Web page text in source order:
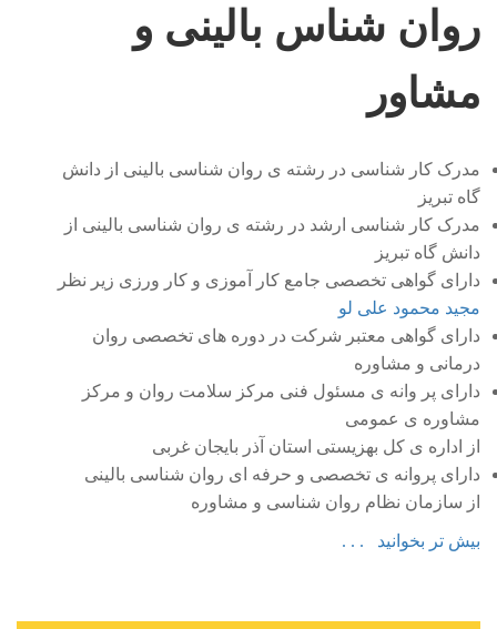
روان شناس بالینی و
مشاور
مدرک کار شناسی در رشته ی روان شناسی بالینی از دانش
گاه تبریز
مدرک کار شناسی ارشد در رشته ی روان شناسی بالینی از
دانش گاه تبریز
دارای گواهی تخصصی جامع کار آموزی و کار ورزی زیر نظر
مجید محمود علی لو
دارای گواهی معتبر شرکت در دوره های تخصصی روان
درمانی و مشاوره
دارای پر وانه ی مسئول فنی مرکز سلامت روان و مرکز
مشاوره ی عمومی
از اداره ی کل بهزیستی استان آذر بایجان غربی
دارای پروانه ی تخصصی و حرفه ای روان شناسی بالینی
از سازمان نظام روان شناسی و مشاوره
بیش تر بخوانید . . .